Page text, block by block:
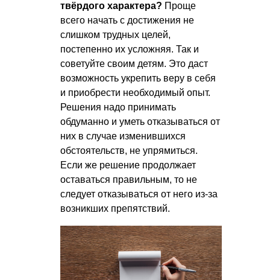
твёрдого характера? Проще
всего начать с достижения не
слишком трудных целей,
постепенно их усложняя. Так и
советуйте своим детям. Это даст
возможность укрепить веру в себя
и приобрести необходимый опыт.
Решения надо принимать
обдуманно и уметь отказываться от
них в случае изменившихся
обстоятельств, не упрямиться.
Если же решение продолжает
оставаться правильным, то не
следует отказываться от него из-за
возникших препятствий.